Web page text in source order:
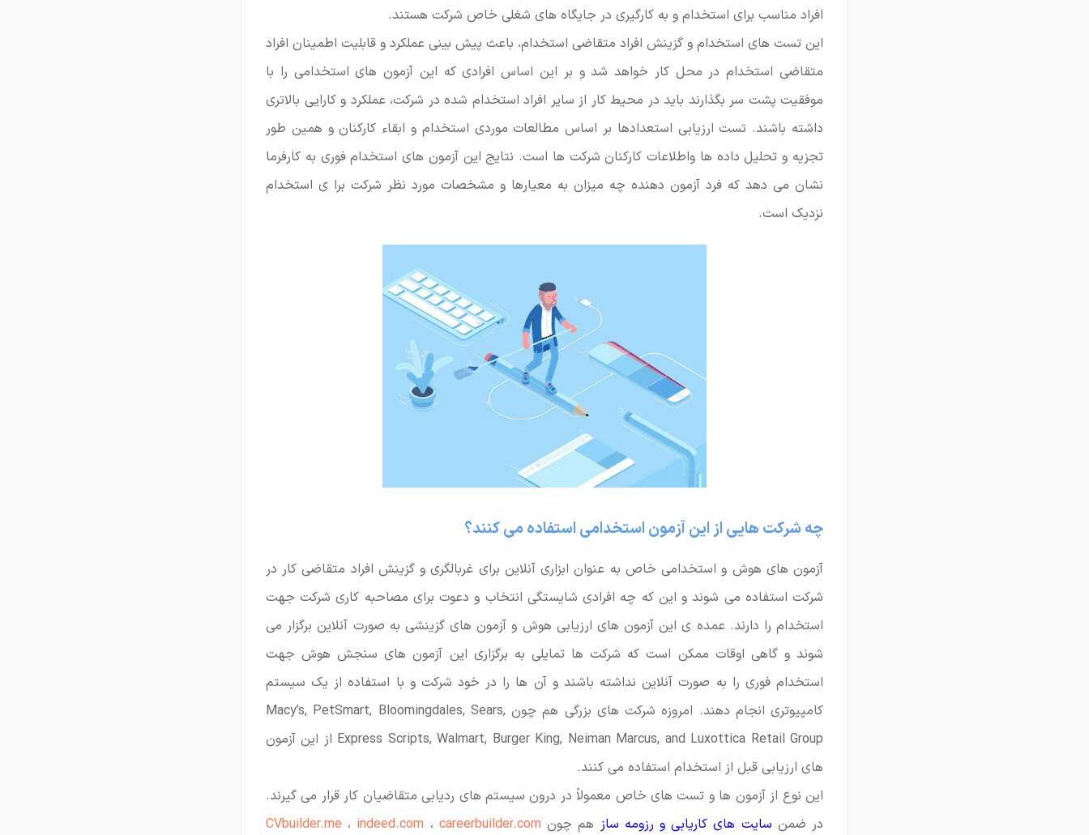
افراد مناسب برای استخدام و به کارگیری در جایگاه های شغلی خاص شرکت هستند.
این تست های استخدام و گزینش افراد متقاضی استخدام، باعث پیش بینی عملکرد و قابلیت اطمینان افراد
متقاضی استخدام در محل کار خواهد شد و بر این اساس افرادی که این آزمون های استخدامی را با
موفقیت پشت سر بگذارند باید در محیط کار از سایر افراد استخدام شده در شرکت، عملکرد و کارایی بالاتری
داشته باشند. تست ارزیابی استعدادها بر اساس مطالعات موردی استخدام و ابقاء کارکنان و همین طور
تجزیه و تحلیل داده ها واطلاعات کارکنان شرکت ها است. نتایج این آزمون های استخدام فوری به کارفرما
نشان می دهد که فرد آزمون دهنده چه میزان به معیارها و مشخصات مورد نظر شرکت برا ی استخدام
نزدیک است.
چه شرکت هایی از این آزمون استخدامی استفاده می کنند؟
آزمون های هوش و استخدامی خاص به عنوان ابزاری آنلاین برای غربالگری و گزینش افراد متقاضی کار در
شرکت استفاده می شوند و این که چه افرادی شایستگی انتخاب و دعوت برای مصاحبه کاری شرکت جهت
استخدام را دارند. عمده ی این آزمون های ارزیابی هوش و آزمون های گزینشی به صورت آنلاین برگزار می
شوند و گاهی اوقات ممکن است که شرکت ها تمایلی به برگزاری این آزمون های سنجش هوش جهت
استخدام فوری را به صورت آنلاین نداشته باشند و آن ها را در خود شرکت و با استفاده از یک سیستم
کامپیوتری انجام دهند. امروزه شرکت های بزرگی هم چون Macy’s, PetSmart, Bloomingdales, Sears,
Express Scripts, Walmart, Burger King, Neiman Marcus, and Luxottica Retail Group از این آزمون
های ارزیابی قبل از استخدام استفاده می کنند.
این نوع از آزمون ها و تست های خاص معمولاً در درون سیستم های ردیابی متقاضیان کار قرار می گیرند.
در ضمن سایت های کاریابی و رزومه ساز هم چون CVbuilder.me ، indeed.com ، careerbuilder.com